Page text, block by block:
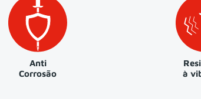
Anti
Corrosão
à